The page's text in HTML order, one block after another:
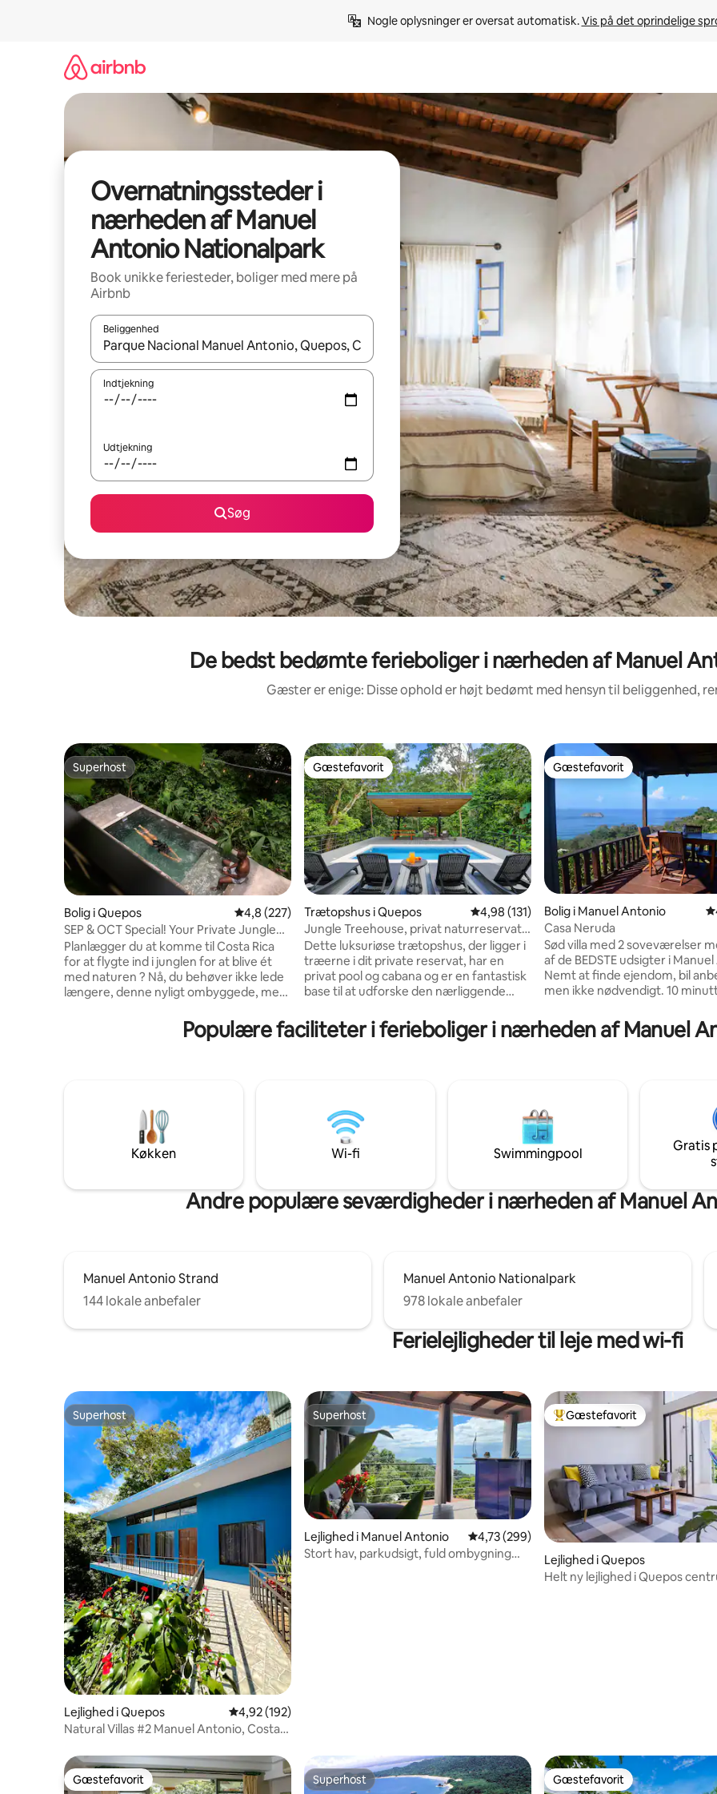
Nogle oplysninger er oversat automatisk. Vis på det oprindelige
Overnatningssteder i
nærheden af Manuel
Antonio Nationalpark
Book unikke feriesteder, boliger med mere på
Airbnb
Beliggenhed
Når resultaterne er tilgængelige, skal du navigere med piletasterne op og ned eller se mere ved at trykke eller stryge.
Indtjekning
Udtjekning
Søg
De bedst bedømte ferieboliger i nærheden af Manuel
Gæster er enige: Disse ophold er højt bedømt med hensyn til beliggenhed,
Superhost
Superhost
Bolig i Quepos 4,8 ud af 5 i gennemsnitlig bedømmelse, 227 omtaler
4,8 (227)
SEP & OCT Special! Your Private Jungle
Escape!
Planlægger du at komme til Costa Rica
for at flygte ind i junglen for at blive ét
med naturen ? Nå, du behøver ikke lede
længere, denne nyligt ombyggede, men
tilbyder netop det og meget mere.
Forkæl dig selv i vildmarken med en
brusebad, tager en svømmetur eller
spiser morgenmad, skal du holde øjnene
åbne, fordi aberne, araerne osv. ikke er
Gæstefavorit
Gæstefavorit
Trætopshus i Quepos 4,98 ud af 5 i gennemsnitlig bedømmelse,
4,98 (131)
Jungle Treehouse, privat naturreservat,
5 minutter til stranden
Dette luksuriøse trætopshus, der ligger i
træerne i dit private reservat, har en
privat pool og cabana og er en fantastisk
base til at udforske den nærliggende
Denne helt nye bolig ligger kun 5
minutter fra park, strand, butikker og
køjeseng, aircondition og dækgynge.
Med en privat vandresti, fyldt med
dovendyr, aber, eksotiske fugle og
bælter!
Gæstefavorit
Gæstefavorit
Bolig i Manuel Antonio
Casa Neruda
Sød villa med 2 soveværelser
af de BEDSTE udsigter i
Nemt at finde ejendom, bil
men ikke nødvendigt. 10
Antonio, Playa Biesanz og
Perfekt til 2 par, fuldt udstyret
kølige havbriser er meget
Man skal gå op ad 3 sæt
komme til huset.
Populære faciliteter i ferieboliger i nærheden af Manuel
Køkken Wi-fi Swimmingpool
Gratis
Andre populære seværdigheder i nærheden af Manuel
Manuel Antonio Strand
144 lokale anbefaler
Manuel Antonio Nationalpark
978 lokale anbefaler
Ferielejligheder til leje med wi-fi
Superhost
Superhost
Lejlighed i Quepos 4,92 ud af 5 i gennemsnitlig bedømmelse, 192 omtaler
4,92 (192)
Natural Villas #2 Manuel Antonio, Costa
Superhost
Superhost
Lejlighed i Manuel Antonio 4,73 ud af 5 i gennemsnitlig bedømmelse,
4,73 (299)
Stort hav, parkudsigt, fuld ombygning
Bedste gæstefavorit
Gæstefavorit
Lejlighed i Quepos
Helt ny lejlighed i Quepos
Gæstefavorit
Gæstefavorit Superhost
Superhost Gæstefavorit
Gæstefavorit